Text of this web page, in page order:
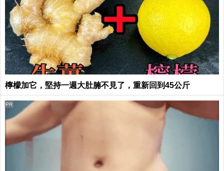
檸檬加它，堅持一週大肚腩不見了，重新回到45公斤
PR